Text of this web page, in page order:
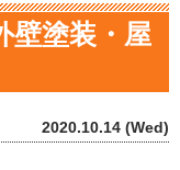
壁塗装・屋
2020.10.14 (Wed)